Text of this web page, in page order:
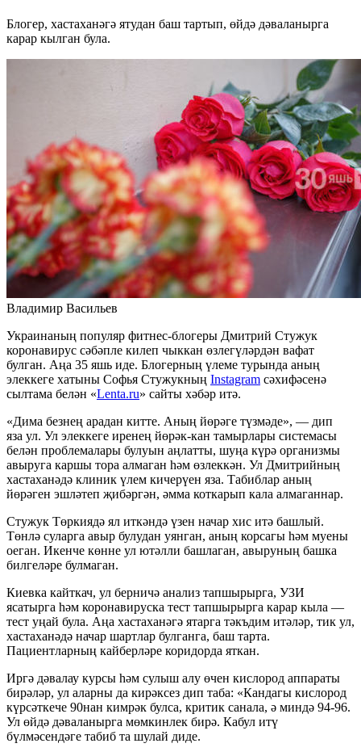
Блогер, хастаханәгә ятудан баш тартып, өйдә дәваланырга
карар кылган була.
Владимир Васильев
Украинаның популяр фитнес-блогеры Дмитрий Стужук
коронавирус сәбәпле килеп чыккан өзлегүләрдән вафат
булган. Аңа 35 яшь иде. Блогерның үлеме турында аның
элеккеге хатыны Софья Стужукның Instagram сәхифәсенә
сылтама белән «Lenta.ru» сайты хәбәр итә.
«Дима безнең арадан китте. Аның йөрәге түзмәде», — дип
яза ул. Ул элеккеге иренең йөрәк-кан тамырлары системасы
белән проблемалары булуын аңлатты, шуңа күрә организмы
авыруга каршы тора алмаган һәм өзлеккән. Ул Дмитрийның
хастаханәдә клиник үлем кичерүен яза. Табиблар аның
йөрәген эшләтеп җибәргән, әмма коткарып кала алмаганнар.
Стужук Төркиядә ял иткәндә үзен начар хис итә башлый.
Төнлә суларга авыр булудан уянган, аның корсагы һәм муены
оеган. Икенче көнне ул ютәлли башлаган, авыруның башка
билгеләре булмаган.
Киевка кайткач, ул берничә анализ тапшырырга, УЗИ
ясатырга һәм коронавируска тест тапшырырга карар кыла —
тест уңай була. Аңа хастаханәгә ятарга тәкъдим итәләр, тик ул,
хастаханәдә начар шартлар булганга, баш тарта.
Пациентларның кайберләре коридорда яткан.
Иргә дәвалау курсы һәм сулыш алу өчен кислород аппараты
бирәләр, ул аларны да кирәксез дип таба: «Кандагы кислород
күрсәткече 90нан кимрәк булса, критик санала, ә миндә 94-96.
Ул өйдә дәваланырга мөмкинлек бирә. Кабул итү
бүлмәсендәге табиб та шулай диде.